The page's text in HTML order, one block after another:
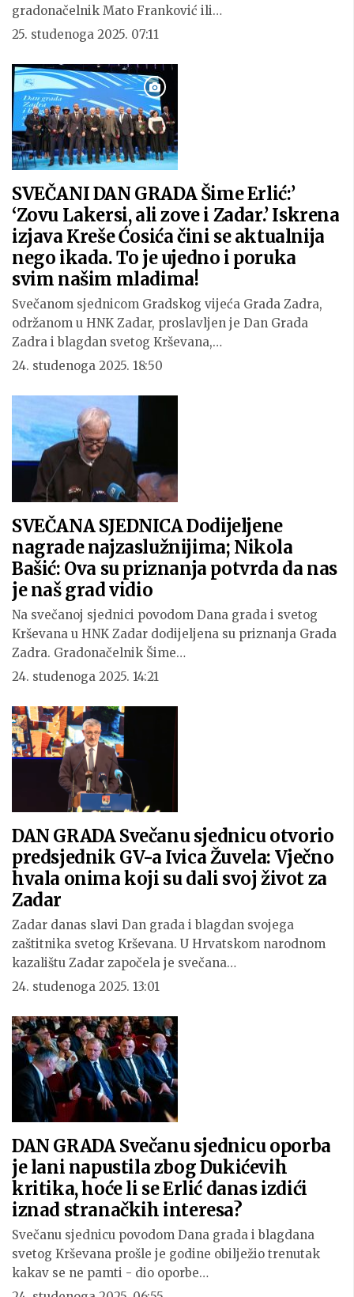
gradonačelnik Mato Franković ili…
25. studenoga 2025. 07:11
SVEČANI DAN GRADA Šime Erlić:’
‘Zovu Lakersi, ali zove i Zadar.’ Iskrena
izjava Kreše Ćosića čini se aktualnija
nego ikada. To je ujedno i poruka
svim našim mladima!
Svečanom sjednicom Gradskog vijeća Grada Zadra,
održanom u HNK Zadar, proslavljen je Dan Grada
Zadra i blagdan svetog Krševana,…
24. studenoga 2025. 18:50
SVEČANA SJEDNICA Dodijeljene
nagrade najzaslužnijima; Nikola
Bašić: Ova su priznanja potvrda da nas
je naš grad vidio
Na svečanoj sjednici povodom Dana grada i svetog
Krševana u HNK Zadar dodijeljena su priznanja Grada
Zadra. Gradonačelnik Šime…
24. studenoga 2025. 14:21
DAN GRADA Svečanu sjednicu otvorio
predsjednik GV-a Ivica Žuvela: Vječno
hvala onima koji su dali svoj život za
Zadar
Zadar danas slavi Dan grada i blagdan svojega
zaštitnika svetog Krševana. U Hrvatskom narodnom
kazalištu Zadar započela je svečana…
24. studenoga 2025. 13:01
DAN GRADA Svečanu sjednicu oporba
je lani napustila zbog Dukićevih
kritika, hoće li se Erlić danas izdići
iznad stranačkih interesa?
Svečanu sjednicu povodom Dana grada i blagdana
svetog Krševana prošle je godine obilježio trenutak
kakav se ne pamti - dio oporbe…